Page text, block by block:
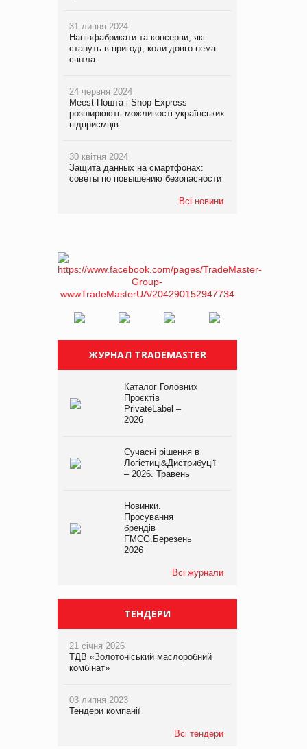
31 липня 2024
Напівфабрикати та консерви, які
стануть в пригоді, коли довго нема
світла
24 червня 2024
Meest Пошта і Shop-Express
розширюють можливості українських
підприємців
30 квітня 2024
Защита данных на смартфонах:
советы по повышению безопасности
Всі новини
ЖУРНАЛ TRADEMASTER
Каталог Головних
Проєктів
PrivateLabel –
2026
Сучасні рішення в
Логістиці&Дистрибуції
– 2026. Травень
Новинки.
Просування
брендів
FMCG.Березень
2026
Всі журнали
ТЕНДЕРИ
21 січня 2026
ТДВ «Золотоніський маслоробний
комбінат»
03 липня 2023
Тендери компанії
Всі тендери